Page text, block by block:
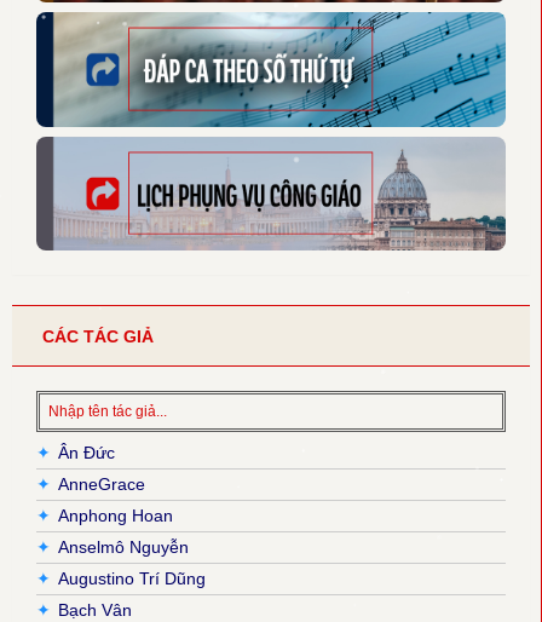
CÁC TÁC GIẢ
✦ Ân Đức
✦ AnneGrace
✦ Anphong Hoan
✦ Anselmô Nguyễn
✦ Augustino Trí Dũng
✦ Bạch Vân